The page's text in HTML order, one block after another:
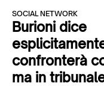
SOCIAL NETWORK
Burioni dice
confronterà
ma in